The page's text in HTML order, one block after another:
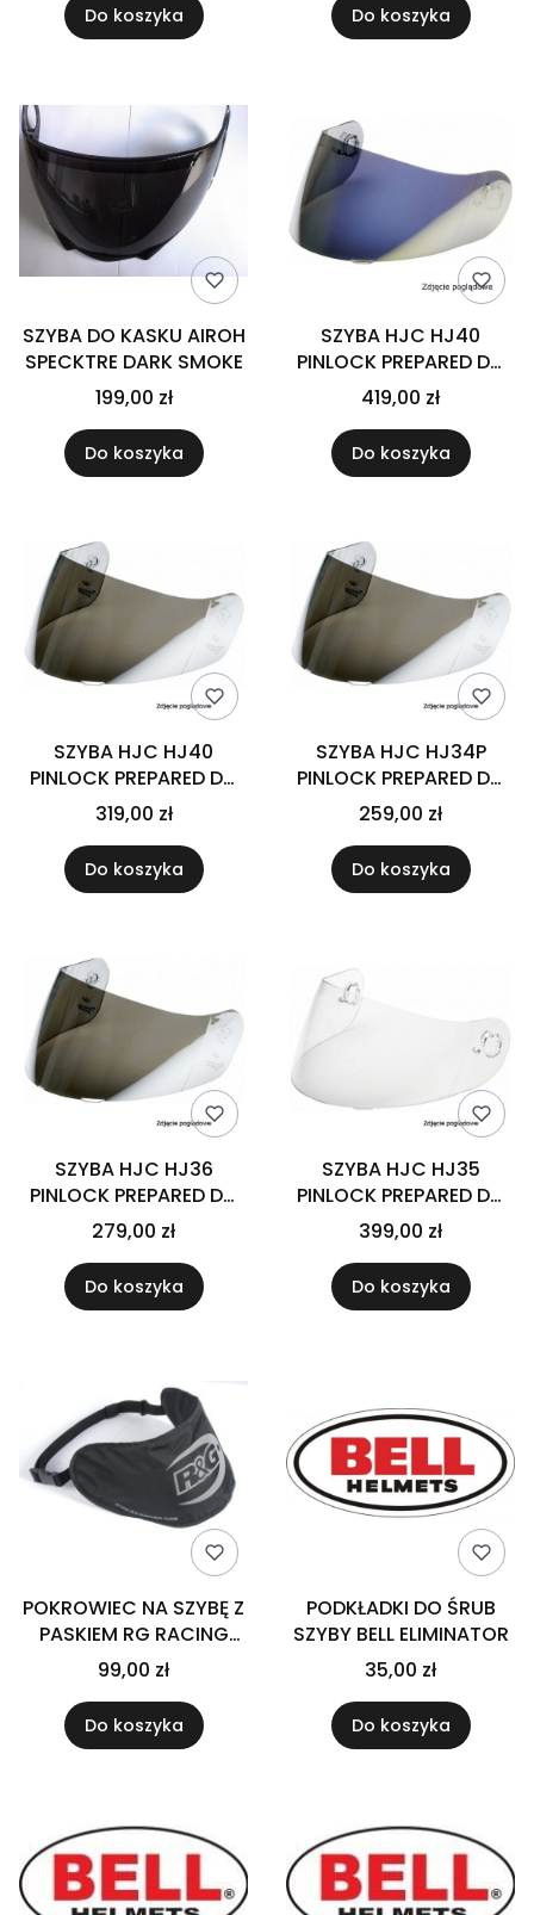
Do koszyka Do koszyka
SZYBA DO KASKU AIROH
SPECKTRE DARK SMOKE
199,00 zł
Do koszyka
SZYBA HJC HJ40
PINLOCK PREPARED DO
KASKU RPHA-71 RST
BLUE
419,00 zł
Do koszyka
SZYBA HJC HJ40
PINLOCK PREPARED DO
KASKU RPHA-71 DARK
SMOKE
319,00 zł
Do koszyka
SZYBA HJC HJ34P
PINLOCK PREPARED DO
KASKU C10 DARK SMOKE
259,00 zł
Do koszyka
SZYBA HJC HJ36
PINLOCK PREPARED DO
KASKU I100 DARK SMOKE
279,00 zł
Do koszyka
SZYBA HJC HJ35
PINLOCK PREPARED DO
KASKU RPHA1 CLEAR
399,00 zł
Do koszyka
POKROWIEC NA SZYBĘ Z
PASKIEM RG RACING
BLACK
99,00 zł
Do koszyka
PODKŁADKI DO ŚRUB
SZYBY BELL ELIMINATOR
35,00 zł
Do koszyka